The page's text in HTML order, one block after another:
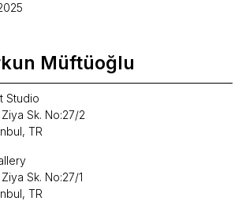
Müftüoğlu
Studio
Sk. No:27/2
TR
Sk. No:27/1
TR